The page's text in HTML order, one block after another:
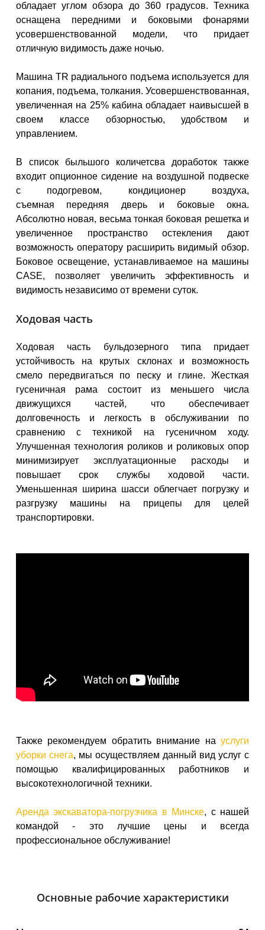
обладает углом обзора до 360 градусов. Техника
оснащена передними и боковыми фонарями
усовершенствованной модели, что придает
отличную видимость даже ночью.
Машина TR радиального подъема используется для
копания, подъема, толкания. Усовершенствованная,
увеличенная на 25% кабина обладает наивысшей в
своем классе обзорностью, удобством и
управлением.
В список быльшого количетсва доработок также
входит опционное сидение на воздушной подвеске
с подогревом, кондиционер воздуха,
съемная передняя дверь и боковые окна.
Абсолютно новая, весьма тонкая боковая решетка и
увеличенное пространство остекления дают
возможность оператору расширить видимый обзор.
Боковое освещение, устанавливаемое на машины
CASE, позволяет увеличить эффективность и
видимость независимо от времени суток.
Ходовая часть
Ходовая часть бульдозерного типа придает
устойчивость на крутых склонах и возможность
смело передвигаться по песку и глине. Жесткая
гусеничная рама состоит из меньшего числа
движущихся частей, что обеспечивает
долговечность и легкость в обслуживании по
сравнению с техникой на гусеничном ходу.
Улучшенная технология роликов и роликовых опор
минимизирует эксплуатационные расходы и
повышает срок службы ходовой части.
Уменьшенная ширина шасси облегчает погрузку и
разгрузку машины на прицепы для целей
транспортировки.
Также рекомендуем обратить внимание на услуги
уборки снега, мы осуществляем данный вид услуг с
помощью квалифицированных работников и
высокотехнологичной техники.
Аренда экскаватора-погрузчика в Минске, с нашей
командой - это лучшие цены и всегда
профессиональное обслуживание!
Основные рабочие характеристики